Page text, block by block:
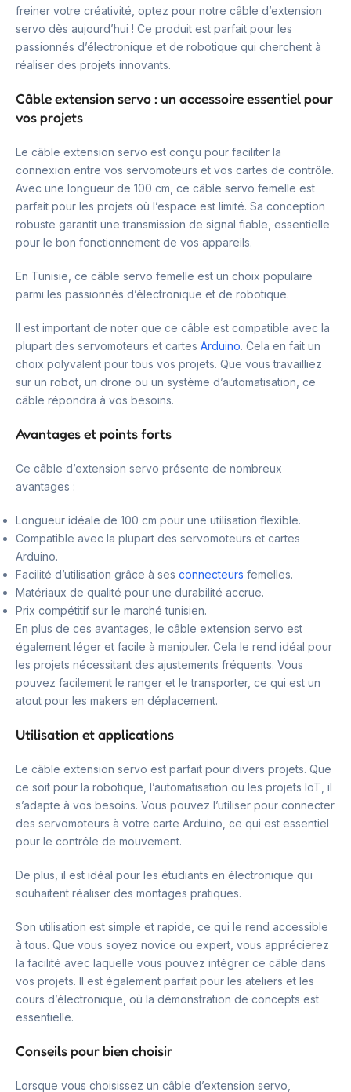
freiner votre créativité, optez pour notre câble d’extension
servo dès aujourd’hui ! Ce produit est parfait pour les
passionnés d’électronique et de robotique qui cherchent à
réaliser des projets innovants.
Câble extension servo : un accessoire essentiel pour
vos projets
Le câble extension servo est conçu pour faciliter la
connexion entre vos servomoteurs et vos cartes de contrôle.
Avec une longueur de 100 cm, ce câble servo femelle est
parfait pour les projets où l’espace est limité. Sa conception
robuste garantit une transmission de signal fiable, essentielle
pour le bon fonctionnement de vos appareils.
En Tunisie, ce câble servo femelle est un choix populaire
parmi les passionnés d’électronique et de robotique.
Il est important de noter que ce câble est compatible avec la
plupart des servomoteurs et cartes Arduino. Cela en fait un
choix polyvalent pour tous vos projets. Que vous travailliez
sur un robot, un drone ou un système d’automatisation, ce
câble répondra à vos besoins.
Avantages et points forts
Ce câble d’extension servo présente de nombreux
avantages :
Longueur idéale de 100 cm pour une utilisation flexible.
Compatible avec la plupart des servomoteurs et cartes
Arduino.
Facilité d’utilisation grâce à ses connecteurs femelles.
Matériaux de qualité pour une durabilité accrue.
Prix compétitif sur le marché tunisien.
En plus de ces avantages, le câble extension servo est
également léger et facile à manipuler. Cela le rend idéal pour
les projets nécessitant des ajustements fréquents. Vous
pouvez facilement le ranger et le transporter, ce qui est un
atout pour les makers en déplacement.
Utilisation et applications
Le câble extension servo est parfait pour divers projets. Que
ce soit pour la robotique, l’automatisation ou les projets IoT, il
s’adapte à vos besoins. Vous pouvez l’utiliser pour connecter
des servomoteurs à votre carte Arduino, ce qui est essentiel
pour le contrôle de mouvement.
De plus, il est idéal pour les étudiants en électronique qui
souhaitent réaliser des montages pratiques.
Son utilisation est simple et rapide, ce qui le rend accessible
à tous. Que vous soyez novice ou expert, vous apprécierez
la facilité avec laquelle vous pouvez intégrer ce câble dans
vos projets. Il est également parfait pour les ateliers et les
cours d’électronique, où la démonstration de concepts est
essentielle.
Conseils pour bien choisir
Lorsque vous choisissez un câble d’extension servo,